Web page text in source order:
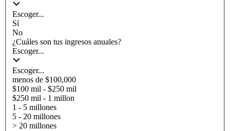
Escoger...
Sí
No
¿Cuáles son tus ingresos anuales?
Escoger...
Escoger...
menos de $100,000
$100 mil - $250 mil
$250 mil - 1 millon
1 - 5 millones
5 - 20 millones
> 20 millones